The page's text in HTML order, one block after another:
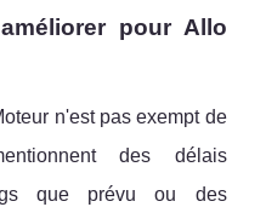
pour Allo
n'est pas exempt de
des délais
que prévu ou des